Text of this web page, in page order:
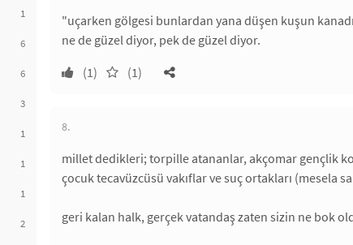
1
6
6
3
1
1
1
2
"uçarken gölgesi bunlardan yana düşen kuşun
ne de güzel diyor, pek de güzel diyor.
(1)
(1)
8.
millet dedikleri; torpille atananlar, akçomar gençlik
çocuk tecavüzcüsü vakıflar ve suç ortakları (mesela
geri kalan halk, gerçek vatandaş zaten sizin ne bok